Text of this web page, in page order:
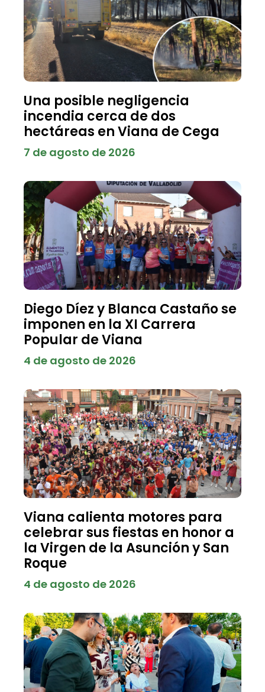
Una posible negligencia
incendia cerca de dos
hectáreas en Viana de Cega
7 de agosto de 2026
Diego Díez y Blanca Castaño se
imponen en la XI Carrera
Popular de Viana
4 de agosto de 2026
Viana calienta motores para
celebrar sus fiestas en honor a
la Virgen de la Asunción y San
Roque
4 de agosto de 2026